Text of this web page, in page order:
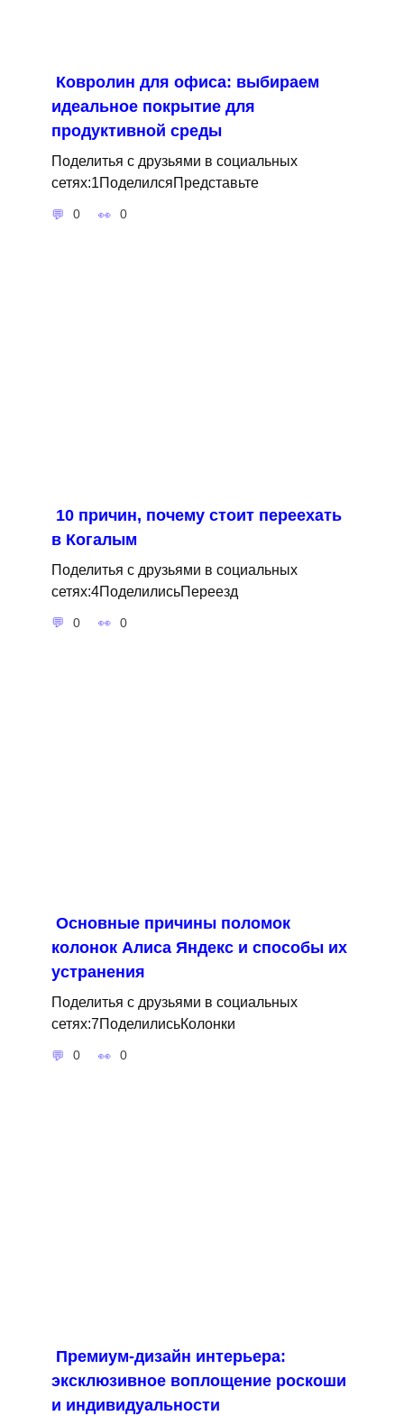
Ковролин для офиса: выбираем
идеальное покрытие для
продуктивной среды
Поделитья с друзьями в социальных
сетях:1ПоделилсяПредставьте
0 0
10 причин, почему стоит переехать
в Когалым
Поделитья с друзьями в социальных
сетях:4ПоделилисьПереезд
0 0
Основные причины поломок
колонок Алиса Яндекс и способы их
устранения
Поделитья с друзьями в социальных
сетях:7ПоделилисьКолонки
0 0
Премиум-дизайн интерьера:
эксклюзивное воплощение роскоши
и индивидуальности